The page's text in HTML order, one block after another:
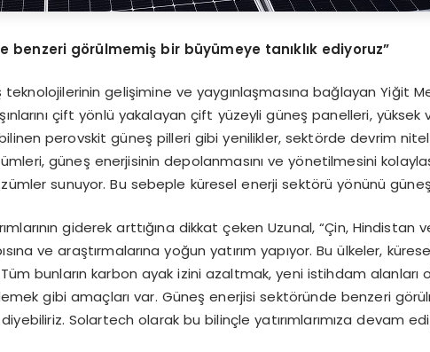
benzeri görülmemiş bir büyümeye tanıklık ediyoruz”
gelişimine ve yaygınlaşmasına bağlayan Yiğit
çift yönlü yakalayan çift yüzeyli güneş panelleri, yüksek
perovskit güneş pilleri gibi yenilikler, sektörde devrim
güneş enerjisinin depolanmasını ve yönetilmesini
sunuyor. Bu sebeple küresel enerji sektörü yönünü
giderek arttığına dikkat çeken Uzunal, “Çin, Hindistan
ve araştırmalarına yoğun yatırım yapıyor. Bu ülkeler,
bunların karbon ayak izini azaltmak, yeni istihdam alanları
gibi amaçları var. Güneş enerjisi sektöründe benzeri
Solartech olarak bu bilinçle yatırımlarımıza devam